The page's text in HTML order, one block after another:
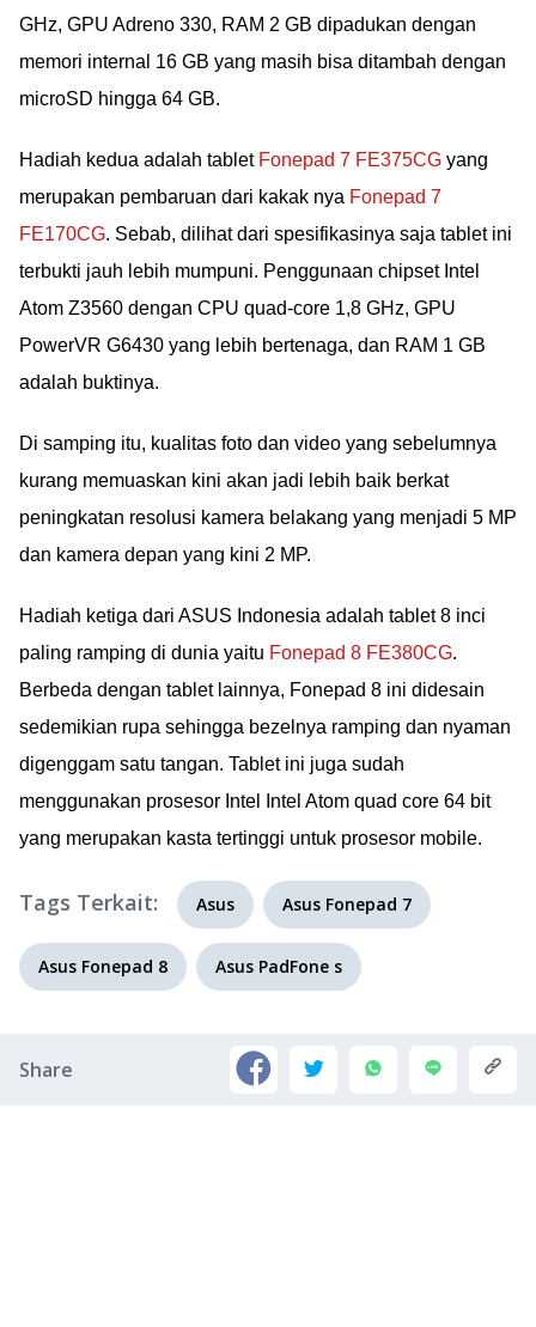
GHz, GPU Adreno 330, RAM 2 GB dipadukan dengan
memori internal 16 GB yang masih bisa ditambah dengan
microSD hingga 64 GB.
Hadiah kedua adalah tablet Fonepad 7 FE375CG yang
merupakan pembaruan dari kakak nya Fonepad 7
FE170CG. Sebab, dilihat dari spesifikasinya saja tablet ini
terbukti jauh lebih mumpuni. Penggunaan chipset Intel
Atom Z3560 dengan CPU quad-core 1,8 GHz, GPU
PowerVR G6430 yang lebih bertenaga, dan RAM 1 GB
adalah buktinya.
Di samping itu, kualitas foto dan video yang sebelumnya
kurang memuaskan kini akan jadi lebih baik berkat
peningkatan resolusi kamera belakang yang menjadi 5 MP
dan kamera depan yang kini 2 MP.
Hadiah ketiga dari ASUS Indonesia adalah tablet 8 inci
paling ramping di dunia yaitu Fonepad 8 FE380CG.
Berbeda dengan tablet lainnya, Fonepad 8 ini didesain
sedemikian rupa sehingga bezelnya ramping dan nyaman
digenggam satu tangan. Tablet ini juga sudah
menggunakan prosesor Intel Intel Atom quad core 64 bit
yang merupakan kasta tertinggi untuk prosesor mobile.
Tags Terkait: Asus Asus Fonepad 7
Asus Fonepad 8 Asus PadFone s
Share